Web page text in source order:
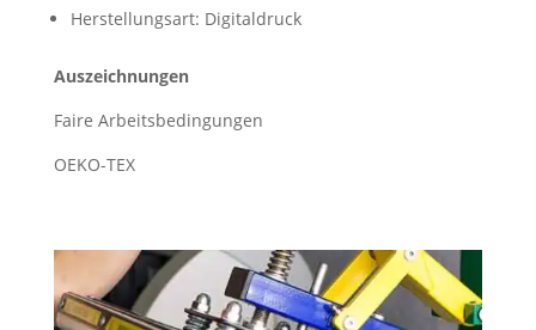
Herstellungsart: Digitaldruck
Auszeichnungen
Faire Arbeitsbedingungen
OEKO-TEX